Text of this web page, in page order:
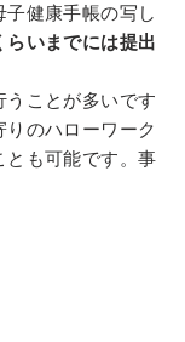
健康手帳の写し
いまでには提出
うことが多いです
のハローワーク
も可能です。事